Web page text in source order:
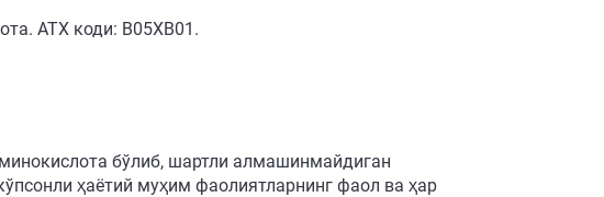
АТХ коди: В05ХВ01.
бўлиб, шартли алмашинмайдиган
ҳаётий муҳим фаолиятларнинг фаол ва ҳар